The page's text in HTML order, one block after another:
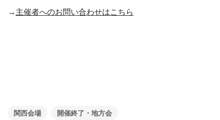
→主催者へのお問い合わせはこちら
関西会場 開催終了・地方会